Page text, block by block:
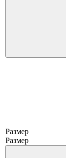
Размер
Размер